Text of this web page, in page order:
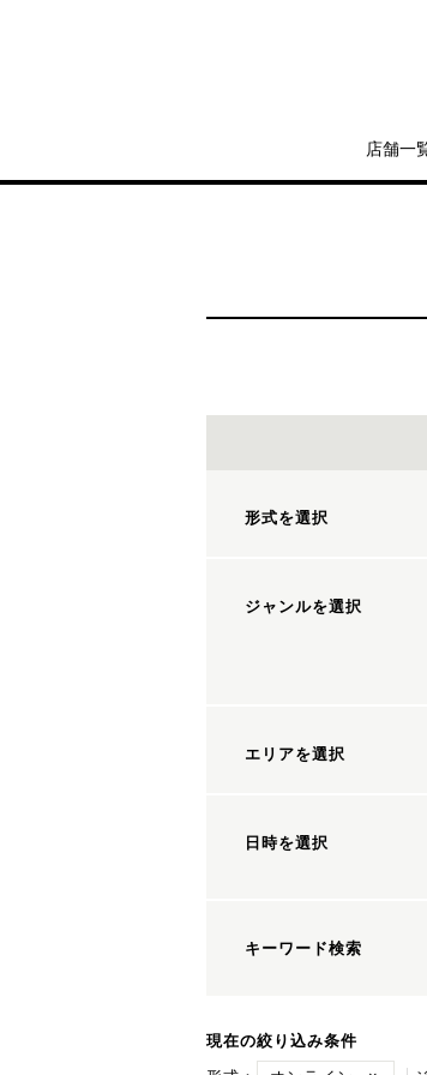
店舗一
形式を選択
ジャンルを選択
エリアを選択
日時を選択
キーワード検索
現在の絞り込み条件